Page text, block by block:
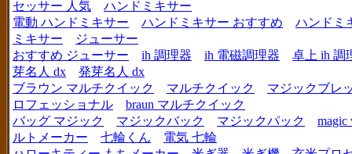
セッサー 人気
ハンドミキサー
電動 ハンドミキサー
ハンドミキサー おすすめ
ハンドミ
ミキサー
ジューサー
おすすめ ジューサー
ih 調理器 ih 電磁調理器
卓上 ih 調
芽名人 dx
発芽名人 dx
ブラウン マルチクイック
マルチクイック
マジックブレ
ロフェッショナル
braun マルチクイック
バッグ マジック
マジックバック マジックパック
magic
ルトメーカー
七輪くん
電気 七輪